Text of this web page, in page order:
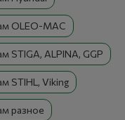
OLEO-MAC
STIGA, ALPINA, GGP
STIHL, Viking
разное